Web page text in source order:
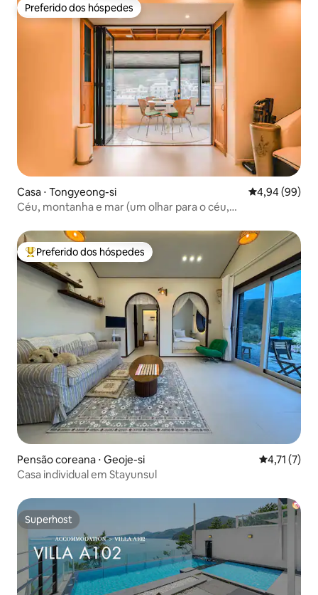
Preferido dos hóspedes
Preferido dos hóspedes
Casa ⋅ Tongyeong-si 4,94 de uma
4,94 (99)
Céu, montanha e mar (um olhar para o céu,
Entre os melhores preferidos dos hóspedes
Preferido dos hóspedes
Pensão coreana ⋅ Geoje-si 4,71 de
4,71 (7)
Casa individual em Stayunsul
Superhost
Superhost